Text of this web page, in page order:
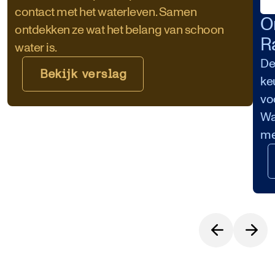
contact met het waterleven. Samen
ontdekken ze wat het belang van schoon
water is.
Bekijk verslag